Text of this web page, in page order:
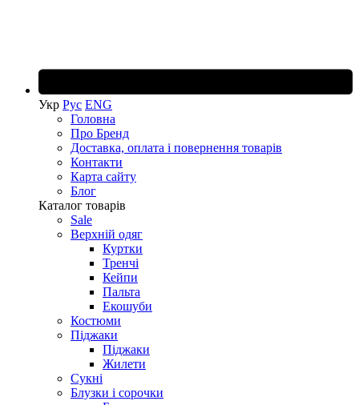
Укр Рус ENG
Головна
Про Бренд
Доставка, оплата і повернення товарів
Контакти
Карта сайту
Блог
Каталог товарів
Sale
Верхній одяг
Куртки
Тренчі
Кейпи
Пальта
Екошуби
Костюми
Піджаки
Піджаки
Жилети
Сукні
Блузки і сорочки